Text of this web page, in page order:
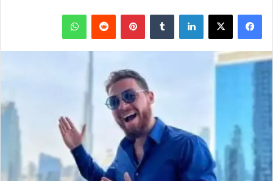
فيسبوك
‫X لينكدإن بينتيريست واتساب